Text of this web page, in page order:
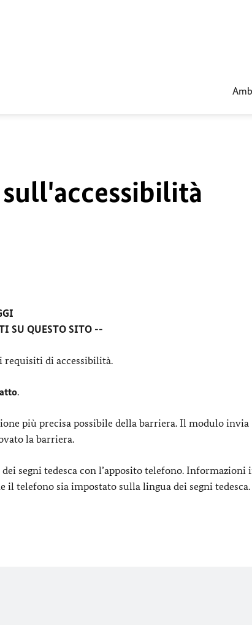
SU QUESTO SITO --
requisiti di accessibilità.
.
più precisa possibile della barriera. Il modulo invia
la barriera.
segni tedesca con l’apposito telefono. Informazioni
il telefono sia impostato sulla lingua dei segni tedesca.